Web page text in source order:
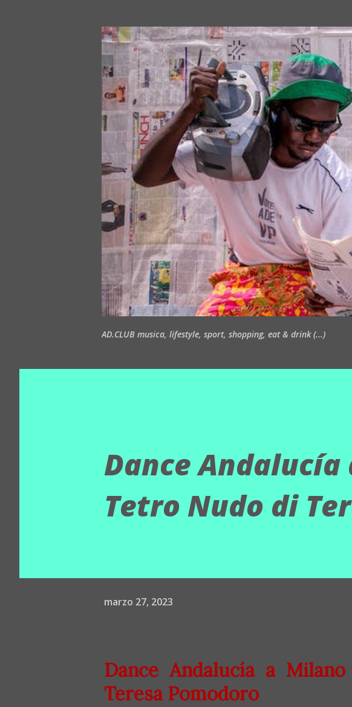
AD.CLUB musica, lifestyle, sport, shopping, eat & drink (...)
Dance
Tetro Nudo di
marzo 27, 2023
Dance Andalucía a
Teresa Pomodoro